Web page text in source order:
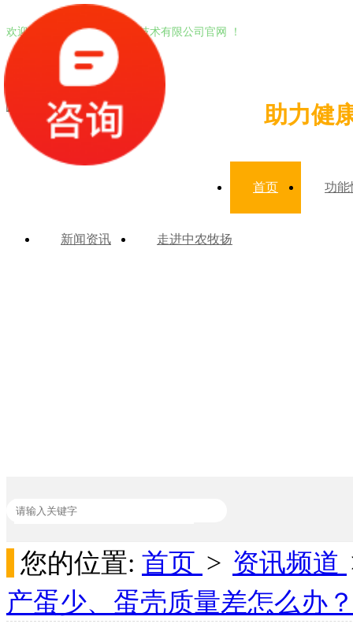
欢迎进入北京中农牧扬生物技术有限公司官网 ！
助力健
首页 功能
新闻资讯 走进中农牧扬
热门关键词：加丽素红 家禽饲料添加剂 吸附剂 动物饲料添加剂
您的位置: 首页 > 资讯频道
产蛋少、蛋壳质量差怎么办